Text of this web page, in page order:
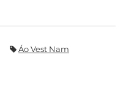
Áo Vest Nam